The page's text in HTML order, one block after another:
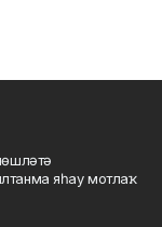
яһау мотлаҡ.